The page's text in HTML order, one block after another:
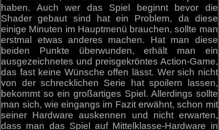
haben. Auch wer das Spiel beginnt bevor die
Shader gebaut sind hat ein Problem, da diese
einige Minuten im Hauptmenü brauchen, sollte man
erstmal etwas anderes machen. Hat man diese
beiden Punkte überwunden, erhält man ein
ausgezeichnetes und preisgekröntes Action-Game,
das fast keine Wünsche offen lässt. Wer sich nicht
von der schrecklichen Serie hat spoilern lassen,
bekommt so ein großartiges Spiel. Allerdings sollte
man sich, wie eingangs im Fazit erwähnt, schon mit
seiner Hardware auskennen und nicht erwarten,
dass man das Spiel auf Mittelklasse-Hardware in